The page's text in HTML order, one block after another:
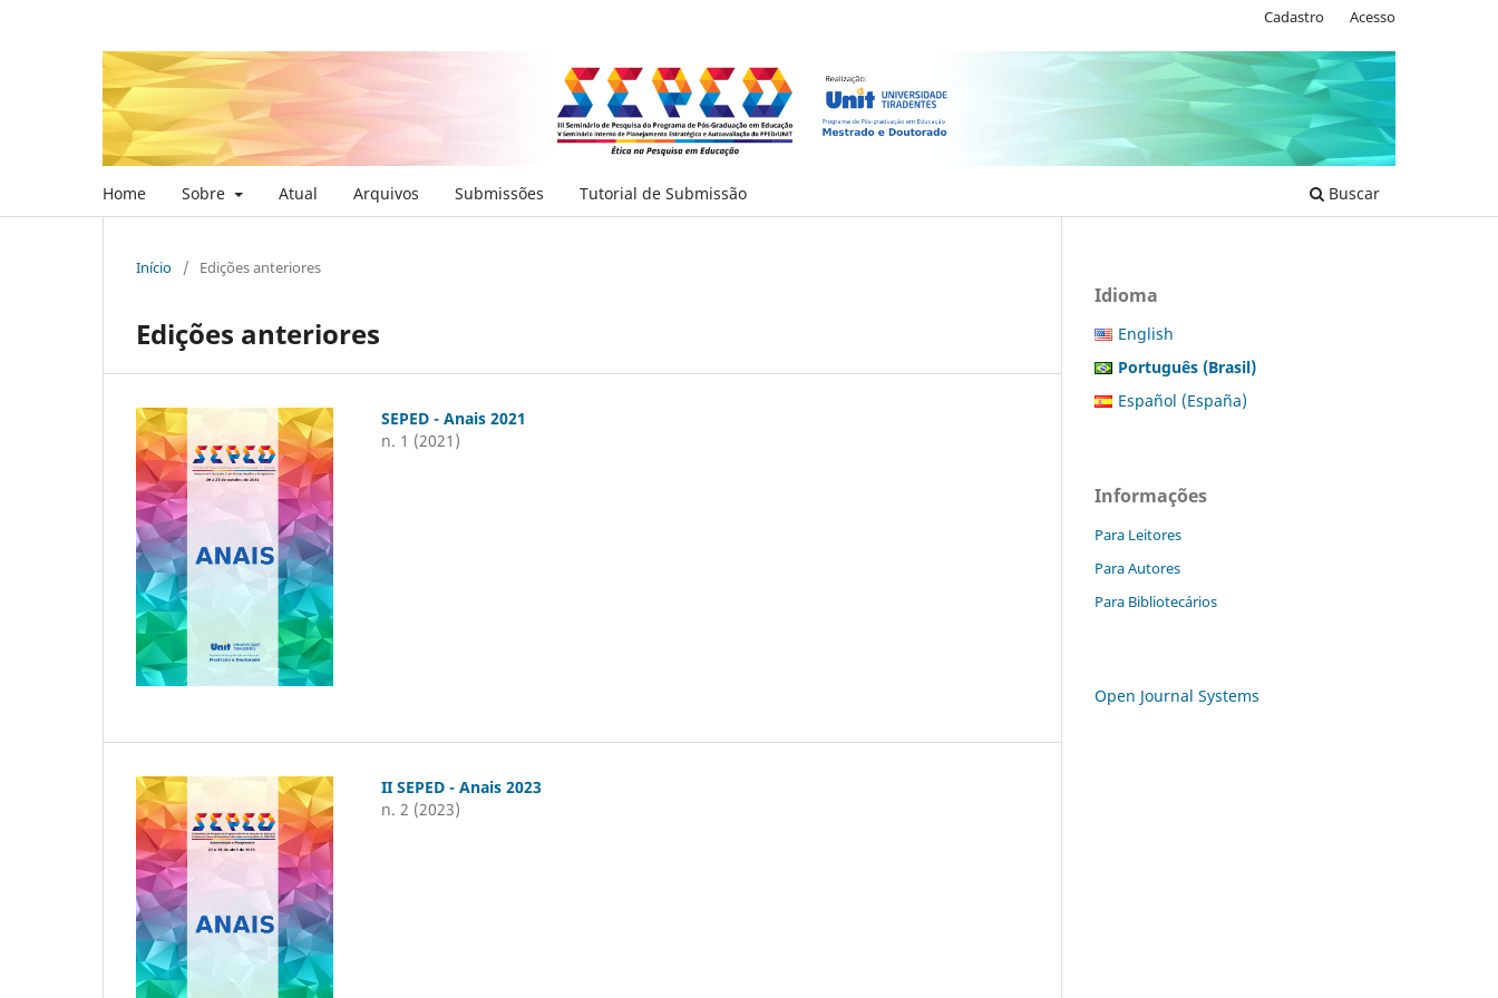
Home Sobre Atual Arquivos Submissões Tutorial de Submissão Buscar
Cadastro Acesso
Início / Edições anteriores
Edições anteriores
SEPED - Anais 2021
n. 1 (2021)
II SEPED - Anais 2023
n. 2 (2023)
Idioma
English
Português (Brasil)
Español (España)
Informações
Para Leitores
Para Autores
Para Bibliotecários
Open Journal Systems